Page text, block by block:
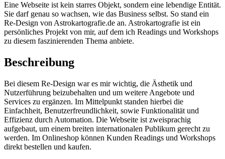
Eine Webseite ist kein starres Objekt, sondern eine lebendige Entität.
Sie darf genau so wachsen, wie das Business selbst. So stand ein
Re-Design von Astrokartografie.de an. Astrokartografie ist ein
persönliches Projekt von mir, auf dem ich Readings und Workshops
zu diesem faszinierenden Thema anbiete.
Beschreibung
Bei diesem Re-Design war es mir wichtig, die Ästhetik und
Nutzerführung beizubehalten und um weitere Angebote und
Services zu ergänzen. Im Mittelpunkt standen hierbei die
Einfachheit, Benutzerfreundlichkeit, sowie Funktionalität und
Effizienz durch Automation. Die Webseite ist zweisprachig
aufgebaut, um einem breiten internationalen Publikum gerecht zu
werden. Im Onlineshop können Kunden Readings und Workshops
direkt bestellen und kaufen.